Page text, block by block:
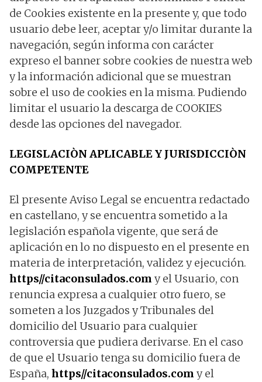
de Cookies existente en la presente y, que todo
usuario debe leer, aceptar y/o limitar durante la
navegación, según informa con carácter
expreso el banner sobre cookies de nuestra web
y la información adicional que se muestran
sobre el uso de cookies en la misma. Pudiendo
limitar el usuario la descarga de COOKIES
desde las opciones del navegador.
LEGISLACIÒN APLICABLE Y JURISDICCIÒN
COMPETENTE
El presente Aviso Legal se encuentra redactado
en castellano, y se encuentra sometido a la
legislación española vigente, que será de
aplicación en lo no dispuesto en el presente en
materia de interpretación, validez y ejecución.
https//citaconsulados.com y el Usuario, con
renuncia expresa a cualquier otro fuero, se
someten a los Juzgados y Tribunales del
domicilio del Usuario para cualquier
controversia que pudiera derivarse. En el caso
de que el Usuario tenga su domicilio fuera de
España, https//citaconsulados.com y el